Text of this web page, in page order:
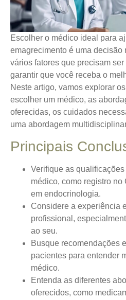
Escolher o médico ideal para
emagrecimento é uma decisão
vários fatores que precisam
garantir que você receba o
Neste artigo, vamos explorar
escolher um médico, as
oferecidas, os cuidados
uma abordagem
Principais
Verifique as
médico, como registro
em endocrinologia.
Considere a experiência
profissional,
ao seu.
Busque recomendações
pacientes para entender
médico.
Entenda as diferentes
oferecidos, como